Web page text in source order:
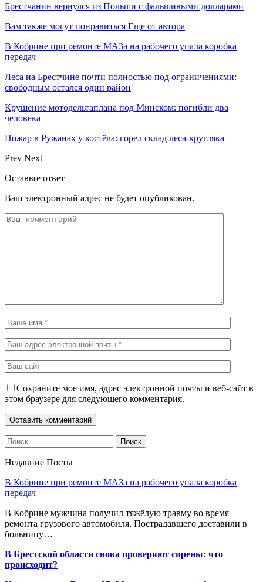
Брестчанин вернулся из Польши с фальшивыми долларами
Вам также могут понравиться Еще от автора
В Кобрине при ремонте МАЗа на рабочего упала коробка
передач
Леса на Брестчине почти полностью под ограничениями:
свободным остался один район
Крушение мотодельтаплана под Минском: погибли два
человека
Пожар в Ружанах у костёла: горел склад леса-кругляка
Prev Next
Оставьте ответ
Ваш электронный адрес не будет опубликован.
Сохраните мое имя, адрес электронной почты и веб-сайт в
этом браузере для следующего комментария.
Недавние Посты
В Кобрине при ремонте МАЗа на рабочего упала коробка
передач
В Кобрине мужчина получил тяжёлую травму во время
ремонта грузового автомобиля. Пострадавшего доставили в
больницу…
В Брестской области снова проверяют сирены: что
происходит?